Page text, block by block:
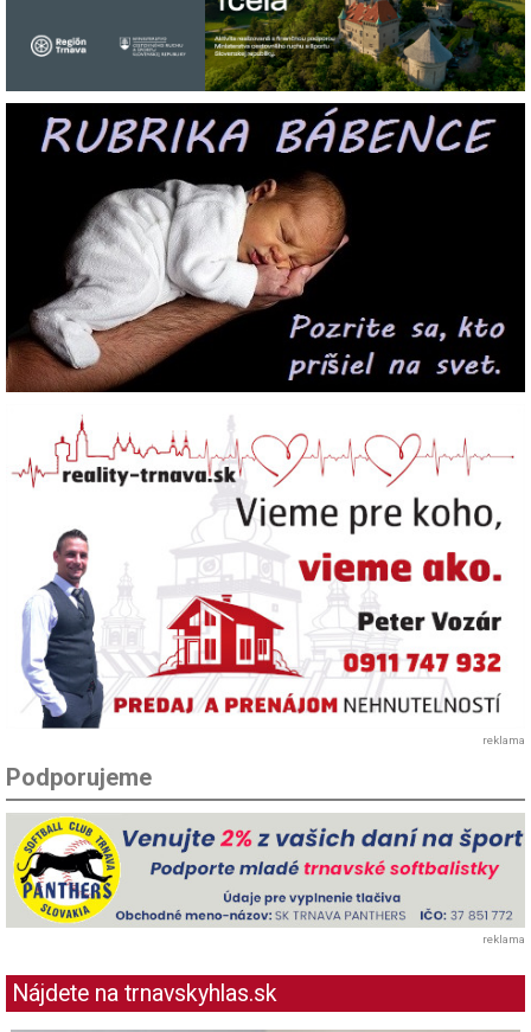
reklama
Podporujeme
reklama
Nájdete na trnavskyhlas.sk